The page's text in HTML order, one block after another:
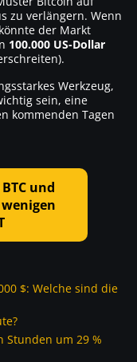
zu verlängern. Wenn
der Markt
100.000 US-Dollar
Werkzeug,
sein, eine
kommenden Tagen
und
$: Welche sind die
Stunden um 29 %